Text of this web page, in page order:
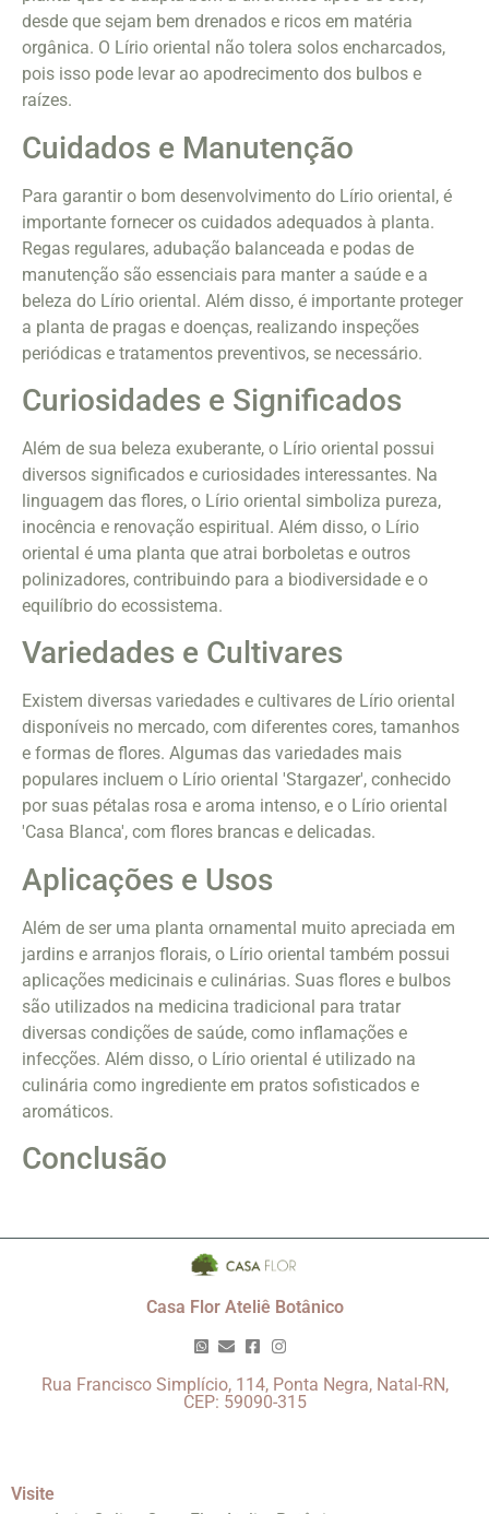
desde que sejam bem drenados e ricos em matéria
orgânica. O Lírio oriental não tolera solos encharcados,
pois isso pode levar ao apodrecimento dos bulbos e
raízes.
Cuidados e Manutenção
Para garantir o bom desenvolvimento do Lírio oriental, é
importante fornecer os cuidados adequados à planta.
Regas regulares, adubação balanceada e podas de
manutenção são essenciais para manter a saúde e a
beleza do Lírio oriental. Além disso, é importante proteger
a planta de pragas e doenças, realizando inspeções
periódicas e tratamentos preventivos, se necessário.
Curiosidades e Significados
Além de sua beleza exuberante, o Lírio oriental possui
diversos significados e curiosidades interessantes. Na
linguagem das flores, o Lírio oriental simboliza pureza,
inocência e renovação espiritual. Além disso, o Lírio
oriental é uma planta que atrai borboletas e outros
polinizadores, contribuindo para a biodiversidade e o
equilíbrio do ecossistema.
Variedades e Cultivares
Existem diversas variedades e cultivares de Lírio oriental
disponíveis no mercado, com diferentes cores, tamanhos
e formas de flores. Algumas das variedades mais
populares incluem o Lírio oriental 'Stargazer', conhecido
por suas pétalas rosa e aroma intenso, e o Lírio oriental
'Casa Blanca', com flores brancas e delicadas.
Aplicações e Usos
Além de ser uma planta ornamental muito apreciada em
jardins e arranjos florais, o Lírio oriental também possui
aplicações medicinais e culinárias. Suas flores e bulbos
são utilizados na medicina tradicional para tratar
diversas condições de saúde, como inflamações e
infecções. Além disso, o Lírio oriental é utilizado na
culinária como ingrediente em pratos sofisticados e
aromáticos.
Conclusão
Casa Flor Ateliê Botânico
Rua Francisco Simplício, 114, Ponta Negra, Natal-RN,
CEP: 59090-315
Visite